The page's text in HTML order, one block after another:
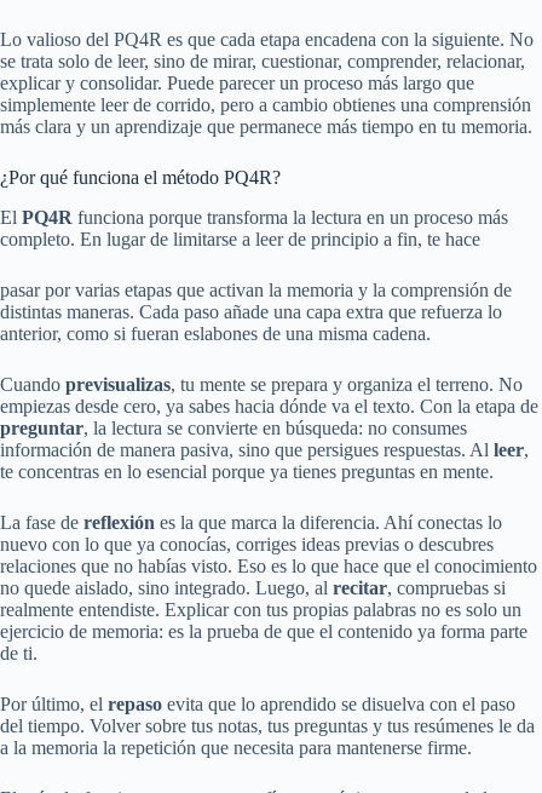
Lo valioso del PQ4R es que cada etapa encadena con la siguiente. No
se trata solo de leer, sino de mirar, cuestionar, comprender, relacionar,
explicar y consolidar. Puede parecer un proceso más largo que
simplemente leer de corrido, pero a cambio obtienes una comprensión
más clara y un aprendizaje que permanece más tiempo en tu memoria.
¿Por qué funciona el método PQ4R?
El PQ4R funciona porque transforma la lectura en un proceso más
completo. En lugar de limitarse a leer de principio a fin, te hace
pasar por varias etapas que activan la memoria y la comprensión de
distintas maneras. Cada paso añade una capa extra que refuerza lo
anterior, como si fueran eslabones de una misma cadena.
Cuando previsualizas, tu mente se prepara y organiza el terreno. No
empiezas desde cero, ya sabes hacia dónde va el texto. Con la etapa de
preguntar, la lectura se convierte en búsqueda: no consumes
información de manera pasiva, sino que persigues respuestas. Al leer,
te concentras en lo esencial porque ya tienes preguntas en mente.
La fase de reflexión es la que marca la diferencia. Ahí conectas lo
nuevo con lo que ya conocías, corriges ideas previas o descubres
relaciones que no habías visto. Eso es lo que hace que el conocimiento
no quede aislado, sino integrado. Luego, al recitar, compruebas si
realmente entendiste. Explicar con tus propias palabras no es solo un
ejercicio de memoria: es la prueba de que el contenido ya forma parte
de ti.
Por último, el repaso evita que lo aprendido se disuelva con el paso
del tiempo. Volver sobre tus notas, tus preguntas y tus resúmenes le da
a la memoria la repetición que necesita para mantenerse firme.